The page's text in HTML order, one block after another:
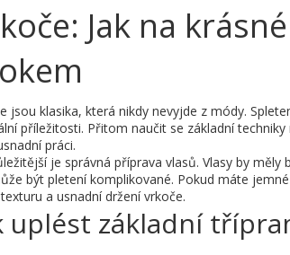
Jak na
jsou klasika, která nikdy nevyjde z módy.
příležitosti. Přitom naučit se základní
práci.
je správná příprava vlasů. Vlasy by
být pletení komplikované. Pokud máte
a usnadní držení vrkoče.
uplést základní